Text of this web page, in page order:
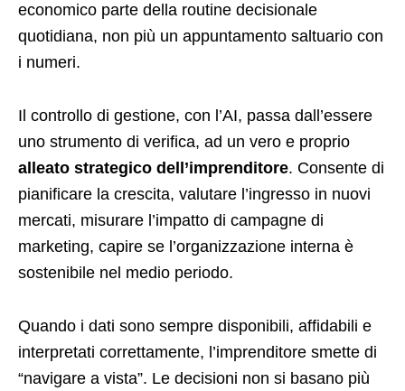
economico parte della routine decisionale
quotidiana, non più un appuntamento saltuario con
i numeri.
Il controllo di gestione, con l’AI, passa dall’essere
uno strumento di verifica, ad un vero e proprio
alleato strategico dell’imprenditore. Consente di
pianificare la crescita, valutare l’ingresso in nuovi
mercati, misurare l’impatto di campagne di
marketing, capire se l’organizzazione interna è
sostenibile nel medio periodo.
Quando i dati sono sempre disponibili, affidabili e
interpretati correttamente, l’imprenditore smette di
“navigare a vista”. Le decisioni non si basano più